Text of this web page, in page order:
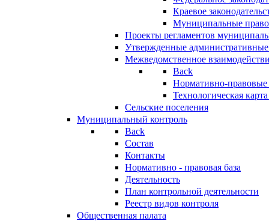
Краевое
Муниципальные
Проекты регламентов
Утвержденные
Межведомственное
Back
Нормативно-правовые
Технологическая
Сельские поселения
Муниципальный контроль
Back
Состав
Контакты
Нормативно - правовая база
Деятельность
План контрольной деятельности
Реестр видов контроля
Общественная палата